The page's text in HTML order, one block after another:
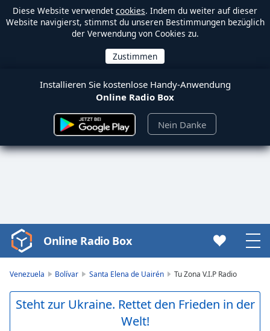
Diese Website verwendet cookies. Indem du weiter auf dieser
Website navigierst, stimmst du unseren Bestimmungen bezüglich
der Verwendung von Cookies zu.
Installieren Sie kostenlose Handy-Anwendung
Online Radio Box
Nein Danke
Video
Player
Play
Video
Online Radio Box
Venezuela Bolívar Santa Elena de Uairén Tu Zona V.I.P Radio
Steht zur Ukraine. Rettet den Frieden in der
Welt!